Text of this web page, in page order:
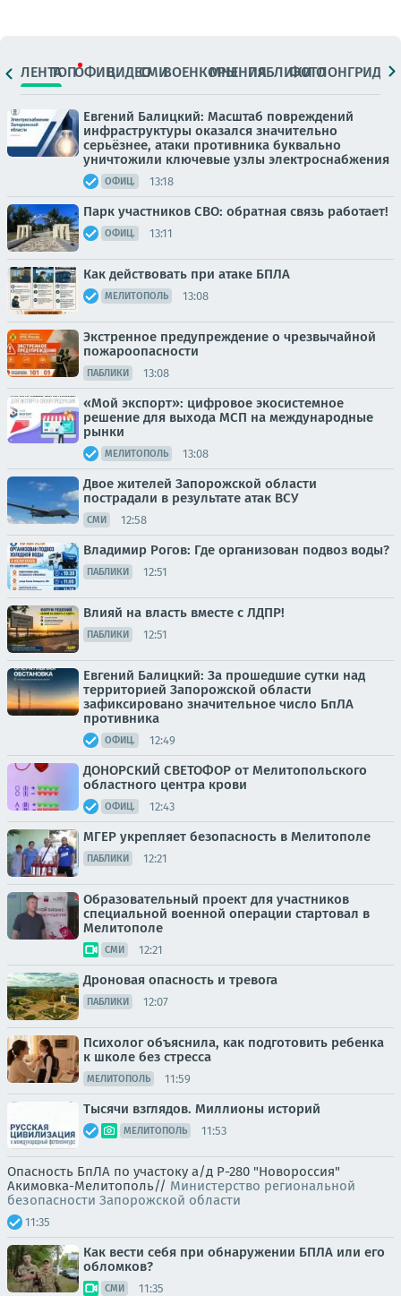
ЛЕНТАТОПОФИЦ.ВИДЕОСМИВОЕНКОРЫМНЕНИЯПАБЛИКИ
ФОТОЛОНГРИДЫ
Евгений Балицкий: Масштаб повреждений
инфраструктуры оказался значительно
серьёзнее, атаки противника буквально
уничтожили ключевые узлы электроснабжения
ОФИЦ. 13:18
Парк участников СВО: обратная связь работает!
ОФИЦ. 13:11
Как действовать при атаке БПЛА
МЕЛИТОПОЛЬ 13:08
Экстренное предупреждение о чрезвычайной
пожароопасности
ПАБЛИКИ 13:08
«Мой экспорт»: цифровое экосистемное
решение для выхода МСП на международные
рынки
МЕЛИТОПОЛЬ 13:08
Двое жителей Запорожской области
пострадали в результате атак ВСУ
СМИ 12:58
Владимир Рогов: Где организован подвоз воды?
ПАБЛИКИ 12:51
Влияй на власть вместе с ЛДПР!
ПАБЛИКИ 12:51
Евгений Балицкий: За прошедшие сутки над
территорией Запорожской области
зафиксировано значительное число БпЛА
противника
ОФИЦ. 12:49
ДОНОРСКИЙ СВЕТОФОР от Мелитопольского
областного центра крови
ОФИЦ. 12:43
МГЕР укрепляет безопасность в Мелитополе
ПАБЛИКИ 12:21
Образовательный проект для участников
специальной военной операции стартовал в
Мелитополе
СМИ 12:21
Дроновая опасность и тревога
ПАБЛИКИ 12:07
Психолог объяснила, как подготовить ребенка
к школе без стресса
МЕЛИТОПОЛЬ 11:59
Тысячи взглядов. Миллионы историй
МЕЛИТОПОЛЬ 11:53
Опасность БпЛА по участоку а/д Р-280 "Новороссия"
Акимовка-Мелитополь// Министерство региональной
безопасности Запорожской области
11:35
Как вести себя при обнаружении БПЛА или его
обломков?
СМИ 11:35